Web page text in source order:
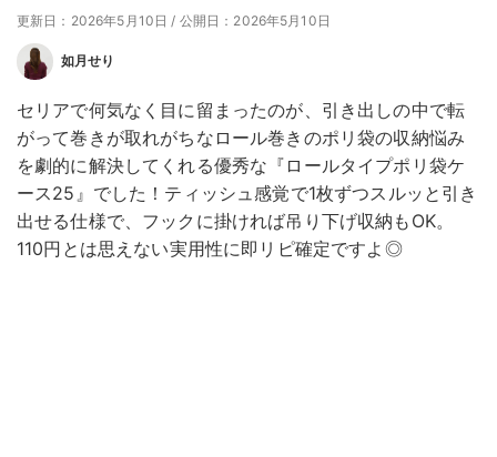
更新日：2026年5月10日 / 公開日：2026年5月10日
如月せり
セリアで何気なく目に留まったのが、引き出しの中で転
がって巻きが取れがちなロール巻きのポリ袋の収納悩み
を劇的に解決してくれる優秀な『ロールタイプポリ袋ケ
ース25』でした！ティッシュ感覚で1枚ずつスルッと引き
出せる仕様で、フックに掛ければ吊り下げ収納もOK。
110円とは思えない実用性に即リピ確定ですよ◎